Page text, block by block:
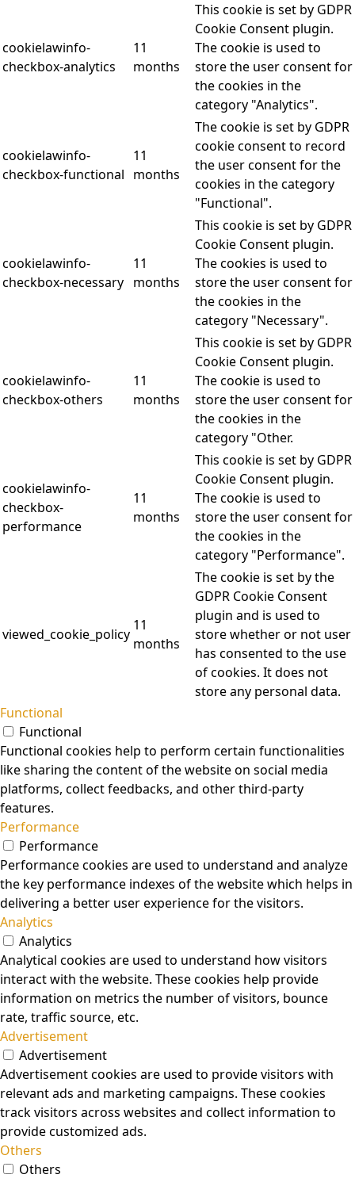
cookielawinfo-
checkbox-analytics
11
months
This cookie is set by GDPR
Cookie Consent plugin.
The cookie is used to
store the user consent for
the cookies in the
category "Analytics".
cookielawinfo-
checkbox-functional
11
months
The cookie is set by GDPR
cookie consent to record
the user consent for the
cookies in the category
"Functional".
cookielawinfo-
checkbox-necessary
11
months
This cookie is set by GDPR
Cookie Consent plugin.
The cookies is used to
store the user consent for
the cookies in the
category "Necessary".
cookielawinfo-
checkbox-others
11
months
This cookie is set by GDPR
Cookie Consent plugin.
The cookie is used to
store the user consent for
the cookies in the
category "Other.
cookielawinfo-
checkbox-
performance
11
months
This cookie is set by GDPR
Cookie Consent plugin.
The cookie is used to
store the user consent for
the cookies in the
category "Performance".
viewed_cookie_policy
11
months
The cookie is set by the
GDPR Cookie Consent
plugin and is used to
store whether or not user
has consented to the use
of cookies. It does not
store any personal data.
Functional
Functional
Functional cookies help to perform certain functionalities
like sharing the content of the website on social media
platforms, collect feedbacks, and other third-party
features.
Performance
Performance
Performance cookies are used to understand and analyze
the key performance indexes of the website which helps in
delivering a better user experience for the visitors.
Analytics
Analytics
Analytical cookies are used to understand how visitors
interact with the website. These cookies help provide
information on metrics the number of visitors, bounce
rate, traffic source, etc.
Advertisement
Advertisement
Advertisement cookies are used to provide visitors with
relevant ads and marketing campaigns. These cookies
track visitors across websites and collect information to
provide customized ads.
Others
Others